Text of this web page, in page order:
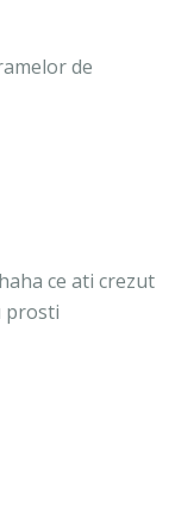
de
ce ati crezut
prosti